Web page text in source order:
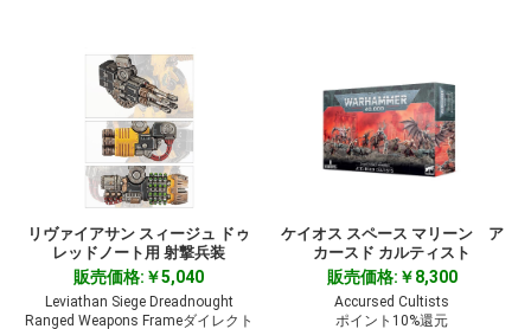
リヴァイアサン スィージュ ドゥ
レッドノート用 射撃兵装
販売価格:￥5,040
Leviathan Siege Dreadnought
Ranged Weapons Frameダイレクト
ケイオス スペース マリーン ア
カースド カルティスト
販売価格:￥8,300
Accursed Cultists
ポイント10%還元